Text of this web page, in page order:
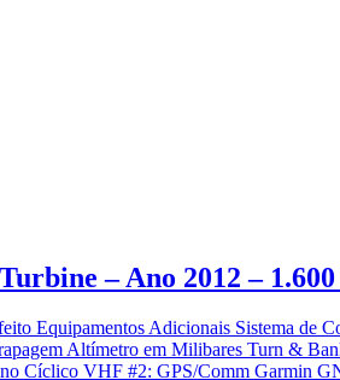
– Ano 2012 –
Equipamentos Adicionais Sistema de
Altímetro em Milibares Turn &
Cíclico VHF #2: GPS/Comm Garmin